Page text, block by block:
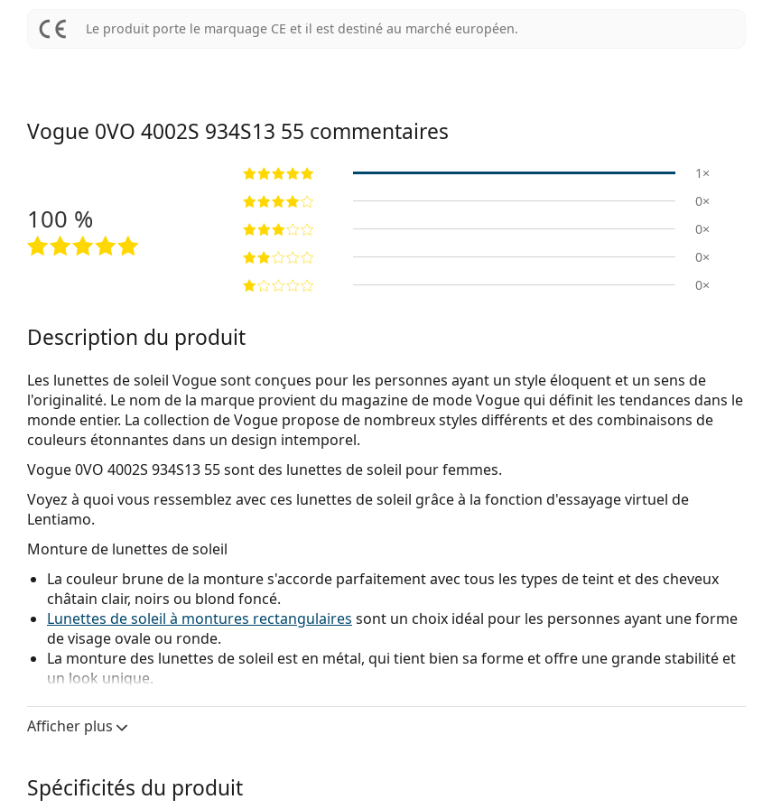
Le produit porte le marquage CE et il est destiné au marché européen.
Vogue 0VO 4002S 934S13 55 commentaires
100 %
1×
0×
0×
0×
0×
Description du produit
Les lunettes de soleil Vogue sont conçues pour les personnes ayant un style éloquent et un sens de
l'originalité. Le nom de la marque provient du magazine de mode Vogue qui définit les tendances dans le
monde entier. La collection de Vogue propose de nombreux styles différents et des combinaisons de
couleurs étonnantes dans un design intemporel.
Vogue 0VO 4002S 934S13 55sont des lunettes de soleil pour femmes.
Voyez à quoi vous ressemblez avec ces lunettes de soleil grâce à la fonction d'essayage virtuel de
Lentiamo.
Monture de lunettes de soleil
La couleur brune de la monture s'accorde parfaitement avec tous les types de teint et des cheveux
châtain clair, noirs ou blond foncé.
Lunettes de soleil à montures rectangulaires sont un choix idéal pour les personnes ayant une forme
de visage ovale ou ronde.
La monture des lunettes de soleil est en métal, qui tient bien sa forme et offre une grande stabilité et
un look unique.
lunettes de soleil. Les plaquettes de nez s'adaptent à la forme du nez et offrent ainsi un meilleur
confort de port. L'ajustement des plaquettes de nez doit toujours être effectué par un opticien
Verre de lunettes de soleil
Afficher plus
Spécificités du produit